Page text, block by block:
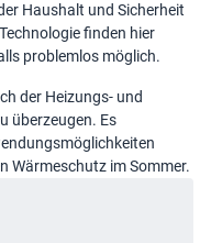
Haushalt und Sicherheit
finden hier
problemlos möglich.
der Heizungs- und
überzeugen. Es
Wärmeschutz im Sommer.